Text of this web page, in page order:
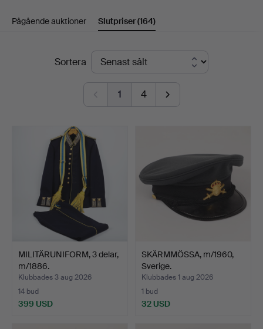
på
Auktionskammare
Pågående auktioner Slutpriser(164)
SlutpriserSortera
1 4
MILITÄRUNIFORM, 3 delar,
m/1886.
Klubbades 3 aug 2026
14 bud
399 USD
SKÄRMMÖSSA, m/1960,
Sverige.
Klubbades 1 aug 2026
1 bud
32 USD